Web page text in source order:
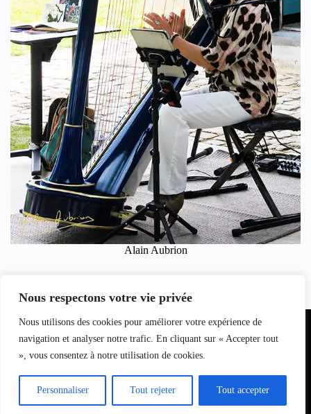
Nous respectons votre vie privée
Nous utilisons des cookies pour améliorer votre expérience de
navigation et analyser notre trafic. En cliquant sur « Accepter tout
», vous consentez à notre utilisation de cookies.
Personnaliser Tout rejeter Tout accepter
Alain Aubrion
Crédit Photos : Alain Aubrion
Equipe du
magazine
Contact Partenariat
nfo
pectacle
Bell7infos
–le